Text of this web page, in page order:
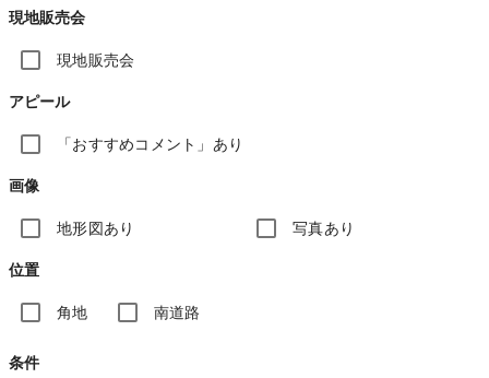
現地販売会
現地販売会
アピール
「おすすめコメント」あり
画像
地形図あり 写真あり
位置
角地 南道路
条件